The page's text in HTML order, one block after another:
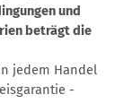
und
beträgt die
jedem Handel
-